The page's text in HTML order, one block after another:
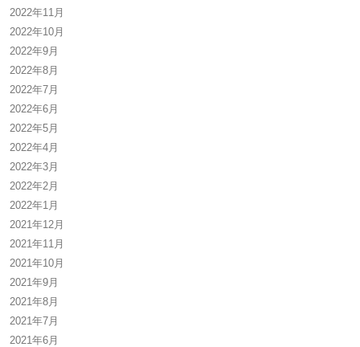
2022年11月
2022年10月
2022年9月
2022年8月
2022年7月
2022年6月
2022年5月
2022年4月
2022年3月
2022年2月
2022年1月
2021年12月
2021年11月
2021年10月
2021年9月
2021年8月
2021年7月
2021年6月